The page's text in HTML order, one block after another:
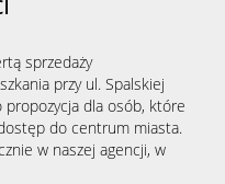
sprzedaży
przy ul. Spalskiej
dla osób, które
do centrum miasta.
w naszej agencji, w